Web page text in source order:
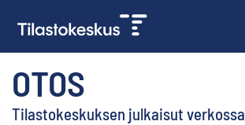
OTOS
Tilastokeskuksen julkaisut verkossa